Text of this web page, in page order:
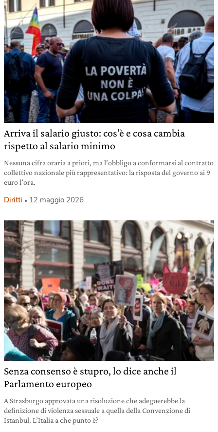
Arriva il salario giusto: cos’è e cosa cambia
rispetto al salario minimo
Nessuna cifra oraria a priori, ma l’obbligo a conformarsi al contratto
collettivo nazionale più rappresentativo: la risposta del governo ai 9
euro l’ora.
Diritti 12 maggio 2026
Senza consenso è stupro, lo dice anche il
Parlamento europeo
A Strasburgo approvata una risoluzione che adeguerebbe la
definizione di violenza sessuale a quella della Convenzione di
Istanbul. L’Italia a che punto è?